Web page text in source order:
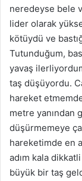
neredeyse bele
lider olarak
kötüydü ve
Tutunduğum,
yavaş
taş düşüyordu.
hareket
metre yanından
düşürmemeye
hareketimde en
adım kala
büyük bir taş